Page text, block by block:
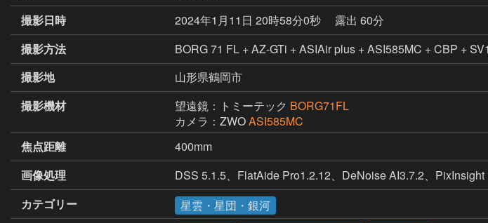
撮影日時
2024年1月11日 20時58分0秒
露出 60分
撮影方法
BORG 71 FL + AZ-GTi + ASIAir plus + ASI585MC + CBP +
撮影地
山形県鶴岡市
撮影機材
望遠鏡：トミーテック BORG71FL
カメラ：ZWOASI585MC
焦点距離
400mm
画像処理
DSS 5.1.5、FlatAide Pro1.2.12、DeNoise AI3.7.2、PixInsight
カテゴリー
星雲・星団・銀河